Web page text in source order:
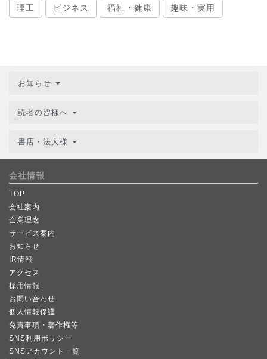
理工 ビジネス 福祉・健康 趣味・実用
お知らせ
読者の皆様へ
書店・法人様
会社情報
TOP
会社案内
企業理念
サービス案内
お知らせ
IR情報
アクセス
採用情報
お問い合わせ
個人情報保護
免責事項・著作権等
SNS利用ポリシー
SNSアカウント一覧